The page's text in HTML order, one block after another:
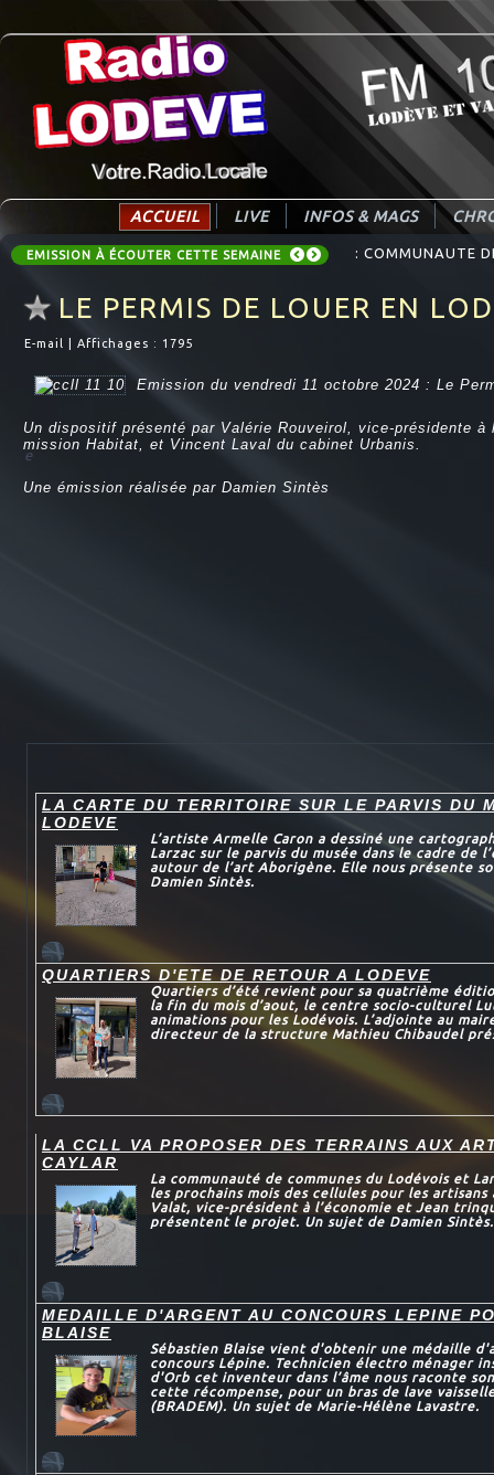
ACCUEIL LIVE INFOS & MAGS
EMISSION À ÉCOUTER CETTE SEMAINE : COMMUNAUTE
LE PERMIS DE LOUER EN
E-mail Affichages : 1795
Emission du vendredi 11 octobre 2024 : Le
Un dispositif présenté par Valérie Rouveirol, vice-présidente à
mission Habitat, et Vincent Laval du cabinet Urbanis.
e
Une émission réalisée par Damien Sintès
LA CARTE DU TERRITOIRE SUR LE PARVIS DU
LODEVE
L’artiste Armelle Caron a dessiné une
Larzac sur le parvis du musée dans le cadre de
autour de l’art Aborigène. Elle nous présente
Damien Sintès.
QUARTIERS D'ETE DE RETOUR A LODEVE
Quartiers d’été revient pour sa quatrième
la fin du mois d’aout, le centre socio-culturel
animations pour les Lodévois. L’adjointe au
directeur de la structure Mathieu Chibaudel
LA CCLL VA PROPOSER DES TERRAINS AUX
CAYLAR
La communauté de communes du Lodévois et
les prochains mois des cellules pour les artisans
Valat, vice-président à l’économie et Jean
présentent le projet. Un sujet de Damien Sintès.
MEDAILLE D'ARGENT AU CONCOURS LEPINE
BLAISE
Sébastien Blaise vient d'obtenir une médaille
concours Lépine. Technicien électro ménager
d'Orb cet inventeur dans l’âme nous raconte
cette récompense, pour un bras de lave
(BRADEM). Un sujet de Marie-Hélène Lavastre.